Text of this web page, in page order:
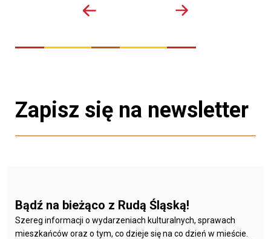
Zapisz się na newsletter
Bądź na bieżąco z Rudą Śląską!
Szereg informacji o wydarzeniach kulturalnych, sprawach
mieszkańców oraz o tym, co dzieje się na co dzień w mieście.